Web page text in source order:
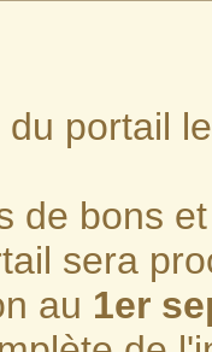
portail
de bons
sera
au 1er